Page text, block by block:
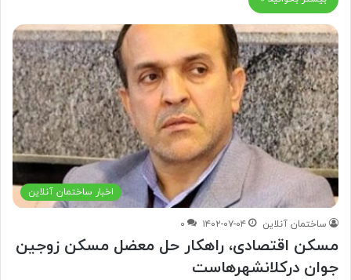
اخبار ساختمان آنلاین
ساختمان آنلاین ۱۴۰۲-۰۷-۰۴ ۰
مسکن اقتصادی، راهکار حل معضل مسکن زوجین
جوان درکلانشهرهاست